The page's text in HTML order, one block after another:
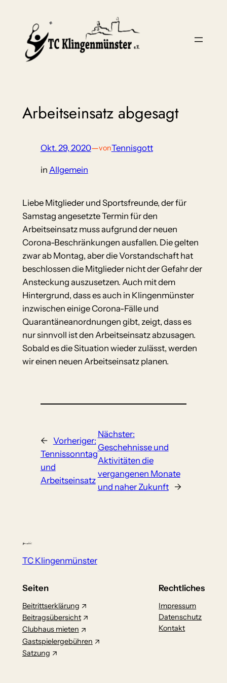
springen
Arbeitseinsatz abgesagt
Okt. 29, 2020—vonTennisgott
in Allgemein
Liebe Mitglieder und Sportsfreunde, der für
Samstag angesetzte Termin für den
Arbeitseinsatz muss aufgrund der neuen
Corona-Beschränkungen ausfallen. Die gelten
zwar ab Montag, aber die Vorstandschaft hat
beschlossen die Mitglieder nicht der Gefahr der
Ansteckung auszusetzen. Auch mit dem
Hintergrund, dass es auch in Klingenmünster
inzwischen einige Corona-Fälle und
Quarantäneanordnungen gibt, zeigt, dass es
nur sinnvoll ist den Arbeitseinsatz abzusagen.
Sobald es die Situation wieder zulässt, werden
wir einen neuen Arbeitseinsatz planen.
← Vorheriger:
Tennissonntag
und
Arbeitseinsatz
Nächster:
Geschehnisse und
Aktivitäten die
vergangenen Monate
und naher Zukunft
→
TC Klingenmünster
Seiten
Beitrittserklärung
Beitragsübersicht
Clubhaus mieten
Gastspielergebühren
Satzung
Rechtliches
Impressum
Datenschutz
Kontakt